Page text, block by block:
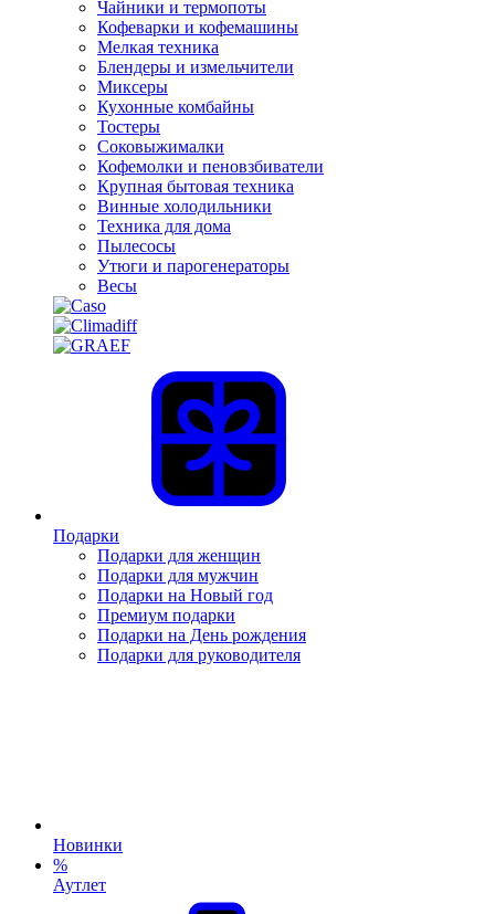
Чайники и термопоты
Кофеварки и кофемашины
Мелкая техника
Блендеры и измельчители
Миксеры
Кухонные комбайны
Тостеры
Соковыжималки
Кофемолки и пеновзбиватели
Крупная бытовая техника
Винные холодильники
Техника для дома
Пылесосы
Утюги и парогенераторы
Весы
Подарки
Подарки для женщин
Подарки для мужчин
Подарки на Новый год
Премиум подарки
Подарки на День рождения
Подарки для руководителя
Новинки
%
Аутлет